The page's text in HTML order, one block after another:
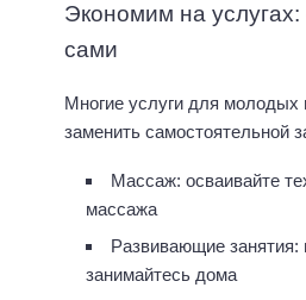
Экономим на
сами
Многие услуги для
заменить самостоятельной
Массаж: осваивайте
массажа
Развивающие занятия:
занимайтесь дома